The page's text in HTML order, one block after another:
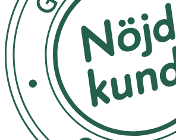
· leopard-design
Användning
· Fäst napphållaren i barnets kläder
enligt instruktion.
· Kontrollera att båda ändarna är
före användning.
· Produkten ska inte användas